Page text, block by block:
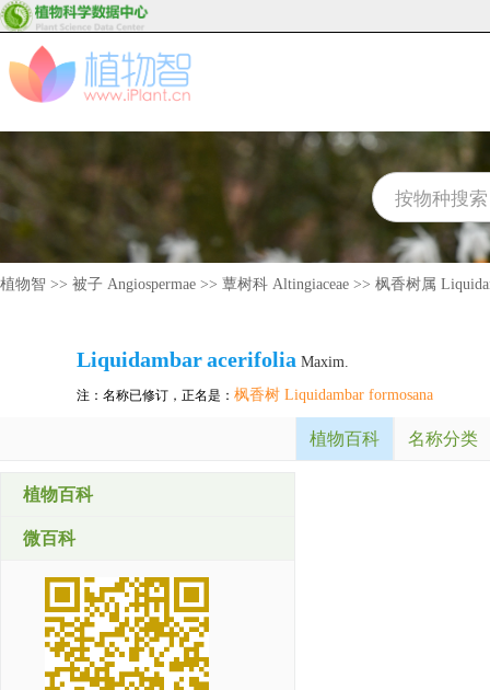
植物智 >> 被子 Angiospermae >> 蕈树科 Altingiaceae >> 枫香树属
Liquidambaracerifolia Maxim.
注：名称已修订，正名是： 枫香树 Liquidambar formosana
植物百科 名称分类
植物百科
微百科